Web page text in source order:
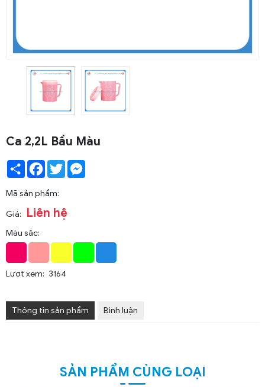
Ca 2,2L Bầu Màu
Share Facebook
Twitter
Mã sản phẩm:
Giá: Liên hệ
Màu sắc:
Lượt xem: 3164
Thông tin sản phẩm Bình luận
SẢN PHẨM CÙNG LOẠI